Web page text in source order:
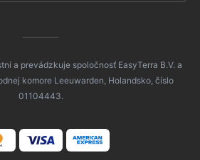
a prevádzkuje spoločnosť EasyTerra B.V. a
komore Leeuwarden, Holandsko, číslo
01104443.